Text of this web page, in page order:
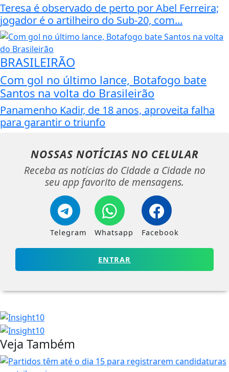
Teresa é observado de perto por Abel Ferreira;
jogador é o artilheiro do Sub-20, com...
BRASILEIRÃO
Com gol no último lance, Botafogo bate
Santos na volta do Brasileirão
Panamenho Kadir, de 18 anos, aproveita falha
para garantir o triunfo
NOSSAS NOTÍCIAS NO CELULAR
Receba as notícias do Cidade a Cidade no
seu app favorito de mensagens.
Telegram Whatsapp Facebook
ENTRAR
Veja Também